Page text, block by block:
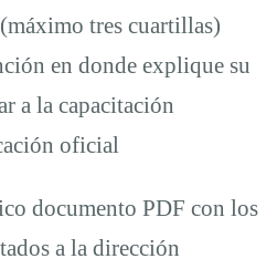
tres cuartillas)
en donde explique su
a la capacitación
oficial
documento PDF con los
a la dirección